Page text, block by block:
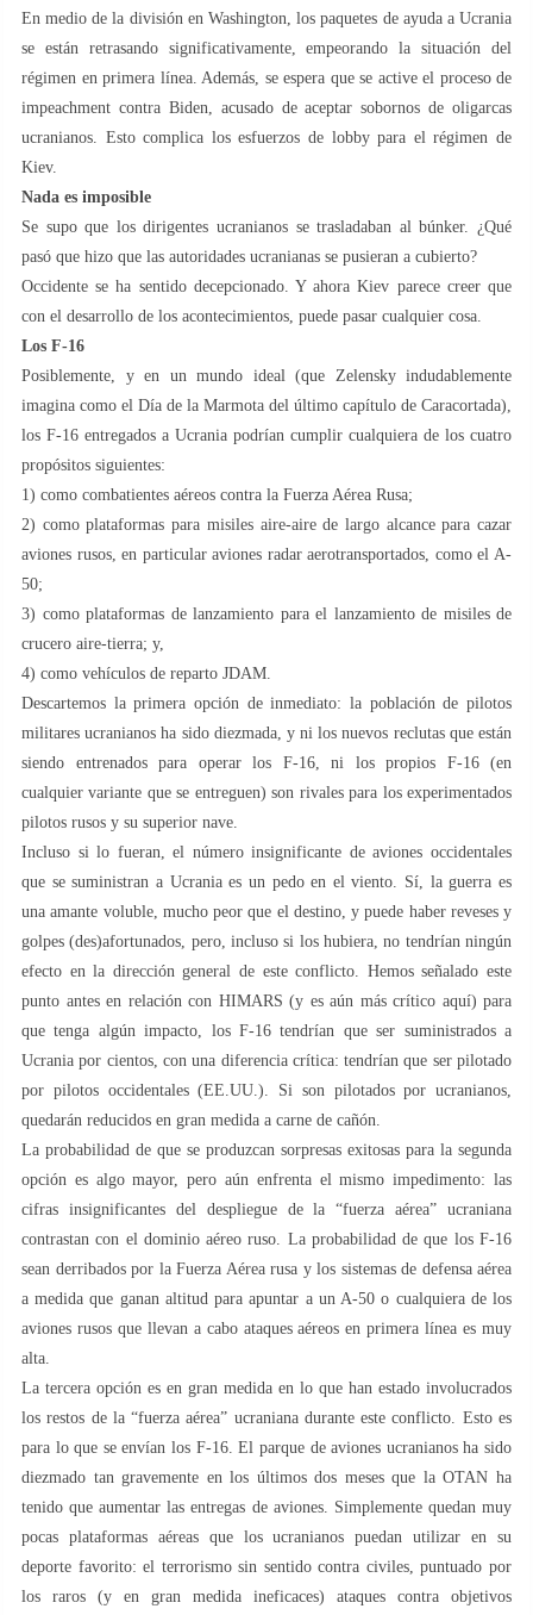
En medio de la división en Washington, los paquetes de ayuda a Ucrania
se están retrasando significativamente, empeorando la situación del
régimen en primera línea. Además, se espera que se active el proceso de
impeachment contra Biden, acusado de aceptar sobornos de oligarcas
ucranianos. Esto complica los esfuerzos de lobby para el régimen de
Kiev.
Nada es imposible
Se supo que los dirigentes ucranianos se trasladaban al búnker. ¿Qué
pasó que hizo que las autoridades ucranianas se pusieran a cubierto?
Occidente se ha sentido decepcionado. Y ahora Kiev parece creer que
con el desarrollo de los acontecimientos, puede pasar cualquier cosa.
Los F-16
Posiblemente, y en un mundo ideal (que Zelensky indudablemente
imagina como el Día de la Marmota del último capítulo de Caracortada),
los F-16 entregados a Ucrania podrían cumplir cualquiera de los cuatro
propósitos siguientes:
1) como combatientes aéreos contra la Fuerza Aérea Rusa;
2) como plataformas para misiles aire-aire de largo alcance para cazar
aviones rusos, en particular aviones radar aerotransportados, como el A-
50;
3) como plataformas de lanzamiento para el lanzamiento de misiles de
crucero aire-tierra; y,
4) como vehículos de reparto JDAM.
Descartemos la primera opción de inmediato: la población de pilotos
militares ucranianos ha sido diezmada, y ni los nuevos reclutas que están
siendo entrenados para operar los F-16, ni los propios F-16 (en
cualquier variante que se entreguen) son rivales para los experimentados
pilotos rusos y su superior nave.
Incluso si lo fueran, el número insignificante de aviones occidentales
que se suministran a Ucrania es un pedo en el viento. Sí, la guerra es
una amante voluble, mucho peor que el destino, y puede haber reveses y
golpes (des)afortunados, pero, incluso si los hubiera, no tendrían ningún
efecto en la dirección general de este conflicto. Hemos señalado este
punto antes en relación con HIMARS (y es aún más crítico aquí) para
que tenga algún impacto, los F-16 tendrían que ser suministrados a
Ucrania por cientos, con una diferencia crítica: tendrían que ser pilotado
por pilotos occidentales (EE.UU.). Si son pilotados por ucranianos,
quedarán reducidos en gran medida a carne de cañón.
La probabilidad de que se produzcan sorpresas exitosas para la segunda
opción es algo mayor, pero aún enfrenta el mismo impedimento: las
cifras insignificantes del despliegue de la “fuerza aérea” ucraniana
contrastan con el dominio aéreo ruso. La probabilidad de que los F-16
sean derribados por la Fuerza Aérea rusa y los sistemas de defensa aérea
a medida que ganan altitud para apuntar a un A-50 o cualquiera de los
aviones rusos que llevan a cabo ataques aéreos en primera línea es muy
alta.
La tercera opción es en gran medida en lo que han estado involucrados
los restos de la “fuerza aérea” ucraniana durante este conflicto. Esto es
para lo que se envían los F-16. El parque de aviones ucranianos ha sido
diezmado tan gravemente en los últimos dos meses que la OTAN ha
tenido que aumentar las entregas de aviones. Simplemente quedan muy
pocas plataformas aéreas que los ucranianos puedan utilizar en su
deporte favorito: el terrorismo sin sentido contra civiles, puntuado por
los raros (y en gran medida ineficaces) ataques contra objetivos